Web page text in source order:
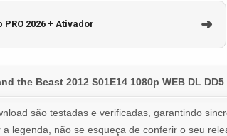
PRO 2026 + Ativador ➜
the Beast 2012 S01E14 1080p WEB DL DD5
são testadas e verificadas, garantindo
a legenda, não se esqueça de conferir o seu